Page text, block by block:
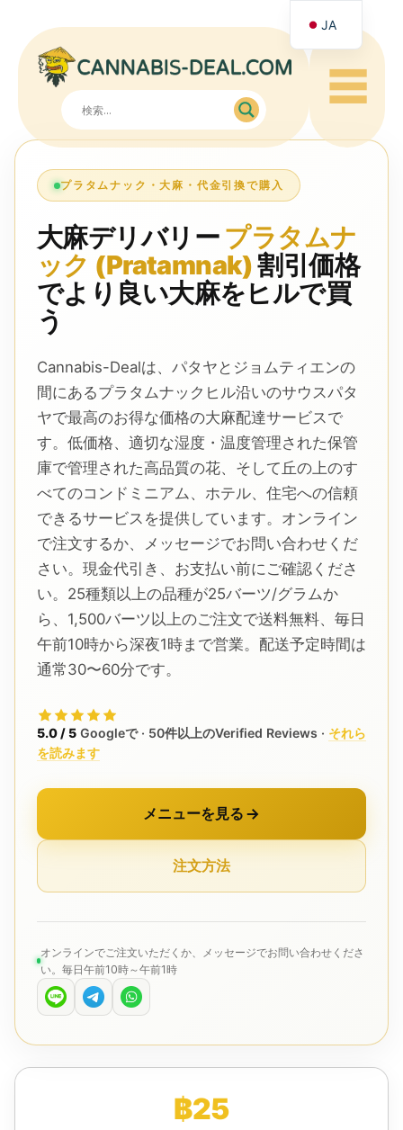
☰
プラタムナック・大麻・代金引換で購入
大麻デリバリー プラタムナ
ック (Pratamnak)割引価格
でより良い大麻をヒルで買
う
Cannabis-Dealは、パタヤとジョムティエンの
間にあるプラタムナックヒル沿いのサウスパタ
ヤで最高のお得な価格の大麻配達サービスで
す。低価格、適切な湿度・温度管理された保管
庫で管理された高品質の花、そして丘の上のす
べてのコンドミニアム、ホテル、住宅への信頼
できるサービスを提供しています。オンライン
で注文するか、メッセージでお問い合わせくだ
さい。現金代引き、お支払い前にご確認くださ
い。25種類以上の品種が25バーツ/グラムか
ら、1,500バーツ以上のご注文で送料無料、毎日
午前10時から深夜1時まで営業。配送予定時間は
通常30〜60分です。
5.0 / 5 Googleで · 50件以上のVerified Reviews · それら
を読みます
メニューを見る
注文方法
オンラインでご注文いただくか、メッセージでお問い合わせくださ
い。毎日午前10時～午前1時
฿25
JA
EN
RU